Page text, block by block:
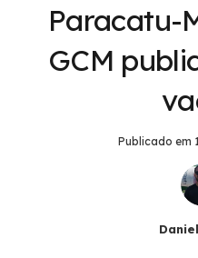
Paracatu-
GCM
Publicado em